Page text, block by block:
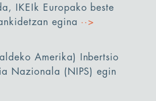
IKEIk Europako beste
egina ··>
Amerika) Inbertsio
Nazionala (NIPS) egin